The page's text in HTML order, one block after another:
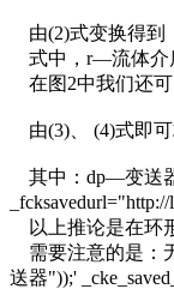
由(2)式变换
式中，r—流体介
在图2中我们还
由(3)、 (4)式即可
其中：dp—变送器
以上推论是在环
需要注意的是：无
送器"));'